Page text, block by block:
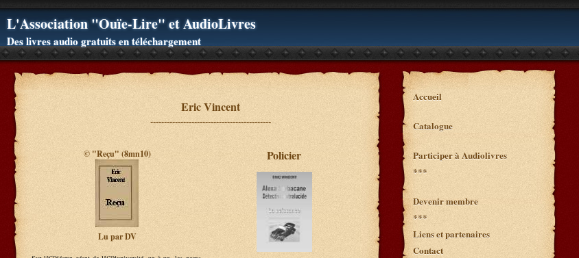
L'Association "Ouïe-Lire" et AudioLivres
Des livres audio gratuits en téléchargement
Accueil
Catalogue
Participer à Audiolivres
***
Devenir membre
***
Liens et partenaires
Contact
Eric Vincent
--------------------------------------------
© "Reçu" (8mn10)
Lu par DV
Policier